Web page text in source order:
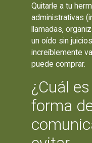
Quitarle a tu
administrativas
llamadas,
un oído sin
increíblemente
puede comprar.
¿Cuál
forma